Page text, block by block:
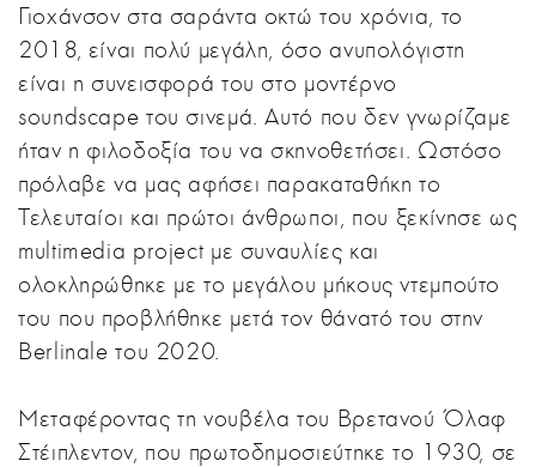
Γιοχάνσον στα σαράντα οκτώ του χρόνια, το
2018, είναι πολύ μεγάλη, όσο ανυπολόγιστη
είναι η συνεισφορά του στο μοντέρνο
soundscape του σινεμά. Αυτό που δεν γνωρίζαμε
ήταν η φιλοδοξία του να σκηνοθετήσει. Ωστόσο
πρόλαβε να μας αφήσει παρακαταθήκη το
Τελευταίοι και πρώτοι άνθρωποι, που ξεκίνησε ως
multimedia project με συναυλίες και
ολοκληρώθηκε με το μεγάλου μήκους ντεμπούτο
του που προβλήθηκε μετά τον θάνατό του στην
Berlinale του 2020.
Μεταφέροντας τη νουβέλα του Βρετανού Όλαφ
Στέιπλεντον, που πρωτοδημοσιεύτηκε το 1930, σε